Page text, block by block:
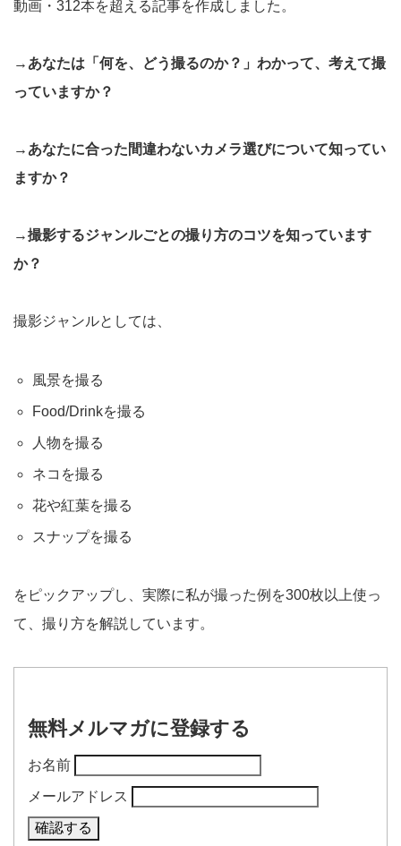
動画・312本を超える記事を作成しました。
→あなたは「何を、どう撮るのか？」わかって、考えて撮
っていますか？
→あなたに合った間違わないカメラ選びについて知ってい
ますか？
→撮影するジャンルごとの撮り方のコツを知っています
か？
撮影ジャンルとしては、
風景を撮る
Food/Drinkを撮る
人物を撮る
ネコを撮る
花や紅葉を撮る
スナップを撮る
をピックアップし、実際に私が撮った例を300枚以上使っ
て、撮り方を解説しています。
無料メルマガに登録する
お名前
メールアドレス